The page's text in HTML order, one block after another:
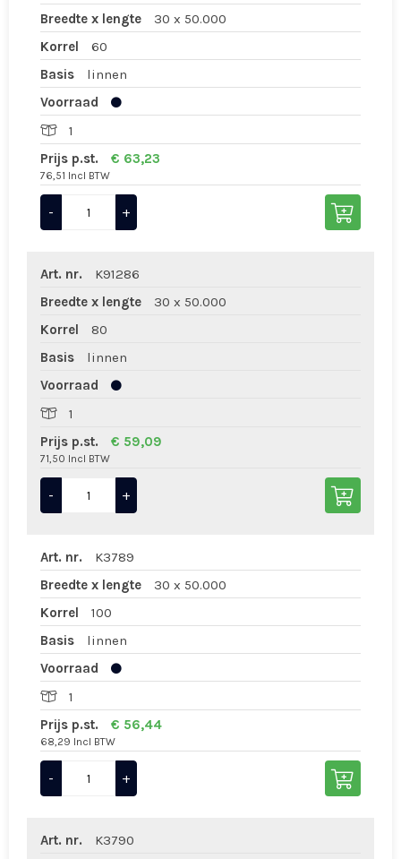
Breedte x lengte
30 x 50.000
Korrel
60
Basis
linnen
Voorraad
1
Prijs p.st.
€ 63,23
76,51 Incl BTW
- +
Art. nr.
K91286
Breedte x lengte
30 x 50.000
Korrel
80
Basis
linnen
Voorraad
1
Prijs p.st.
€ 59,09
71,50 Incl BTW
- +
Art. nr.
K3789
Breedte x lengte
30 x 50.000
Korrel
100
Basis
linnen
Voorraad
1
Prijs p.st.
€ 56,44
68,29 Incl BTW
- +
Art. nr.
K3790